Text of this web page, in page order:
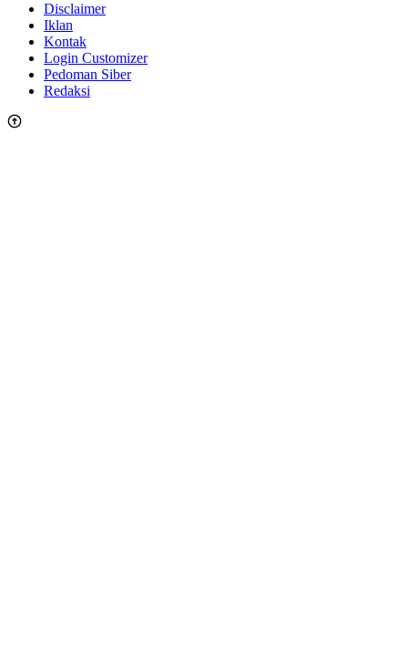
Disclaimer
Iklan
Kontak
Login Customizer
Pedoman Siber
Redaksi